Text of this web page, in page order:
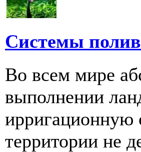
Системы
Во всем мире
выполнении
ирригационную
территории не